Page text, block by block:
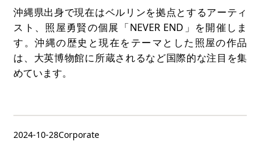
沖縄県出身で現在はベルリンを拠点とするアーティ
スト、照屋勇賢の個展「NEVER END」を開催しま
す。沖縄の歴史と現在をテーマとした照屋の作品
は、大英博物館に所蔵されるなど国際的な注目を集
めています。
2024-10-28Corporate